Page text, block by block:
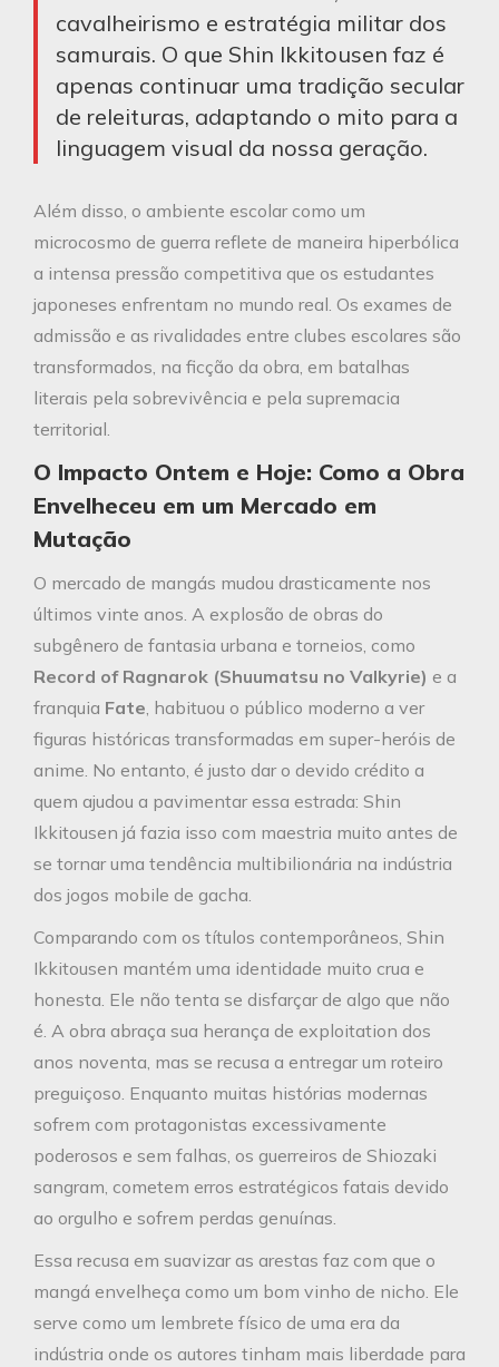
cavalheirismo e estratégia militar dos
samurais. O que Shin Ikkitousen faz é
apenas continuar uma tradição secular
de releituras, adaptando o mito para a
linguagem visual da nossa geração.
Além disso, o ambiente escolar como um
microcosmo de guerra reflete de maneira hiperbólica
a intensa pressão competitiva que os estudantes
japoneses enfrentam no mundo real. Os exames de
admissão e as rivalidades entre clubes escolares são
transformados, na ficção da obra, em batalhas
literais pela sobrevivência e pela supremacia
territorial.
O Impacto Ontem e Hoje: Como a Obra
Envelheceu em um Mercado em
Mutação
O mercado de mangás mudou drasticamente nos
últimos vinte anos. A explosão de obras do
subgênero de fantasia urbana e torneios, como
Record of Ragnarok (Shuumatsu no Valkyrie) e a
franquia Fate, habituou o público moderno a ver
figuras históricas transformadas em super-heróis de
anime. No entanto, é justo dar o devido crédito a
quem ajudou a pavimentar essa estrada: Shin
Ikkitousen já fazia isso com maestria muito antes de
se tornar uma tendência multibilionária na indústria
dos jogos mobile de gacha.
Comparando com os títulos contemporâneos, Shin
Ikkitousen mantém uma identidade muito crua e
honesta. Ele não tenta se disfarçar de algo que não
é. A obra abraça sua herança de exploitation dos
anos noventa, mas se recusa a entregar um roteiro
preguiçoso. Enquanto muitas histórias modernas
sofrem com protagonistas excessivamente
poderosos e sem falhas, os guerreiros de Shiozaki
sangram, cometem erros estratégicos fatais devido
ao orgulho e sofrem perdas genuínas.
Essa recusa em suavizar as arestas faz com que o
mangá envelheça como um bom vinho de nicho. Ele
serve como um lembrete físico de uma era da
indústria onde os autores tinham mais liberdade para